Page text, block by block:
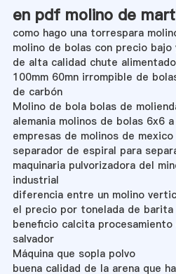
en pdf molino de
como hago una torrespara
molino de bolas con precio bajo
de alta calidad chute
100mm 60mn irrompible de
de carbón
Molino de bola bolas de
alemania molinos de bolas 6x6 a
empresas de molinos de mexico
separador de espiral para
maquinaria pulvorizadora del
industrial
diferencia entre un molino
el precio por tonelada de barita
beneficio calcita
salvador
Máquina que sopla polvo
buena calidad de la arena que